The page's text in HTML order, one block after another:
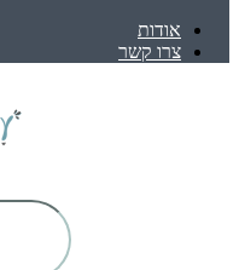
אודות
צרו קשר